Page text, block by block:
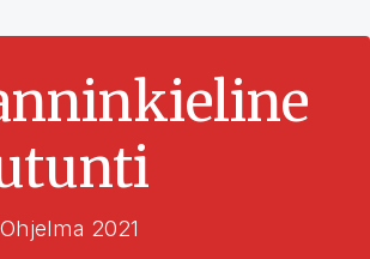
Ohjelma 2021